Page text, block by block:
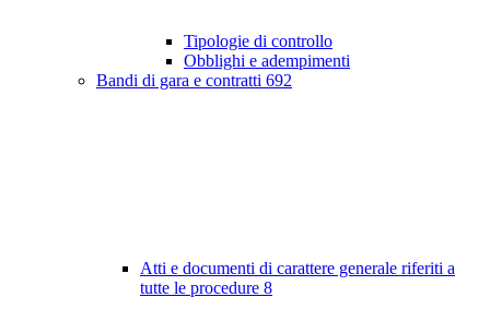
Tipologie di controllo
Obblighi e adempimenti
Bandi di gara e contratti 692
Atti e documenti di carattere generale riferiti a
tutte le procedure 8